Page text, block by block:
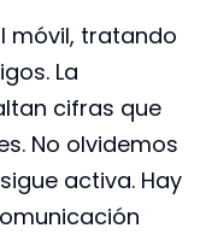
móvil, tratando
La
cifras que
No olvidemos
activa. Hay